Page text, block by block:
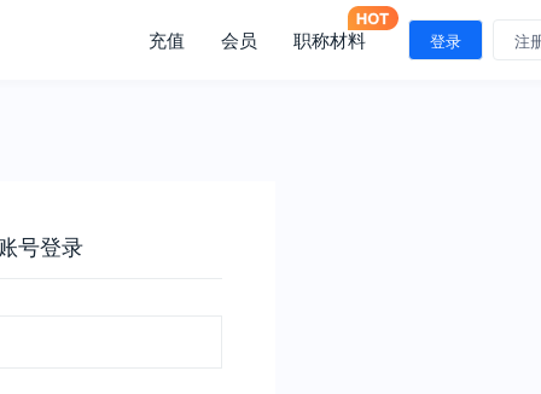
充值 会员 职称材料 登录 注
号登录